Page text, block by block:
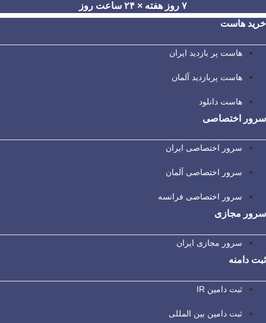
۷ روز هفته × ۲۴ ساعت روز
خرید هاست
هاست پر بازدید ایران
هاست پربازدید آلمان
هاست دانلود
سرور اختصاصی
سرور اختصاصی ایران
سرور اختصاصی آلمان
سرور اختصاصی فرانسه
سرور مجازی
سرور مجازی ایران
ثبت دامنه
ثبت دامین IR
ثبت دامین بین المللی